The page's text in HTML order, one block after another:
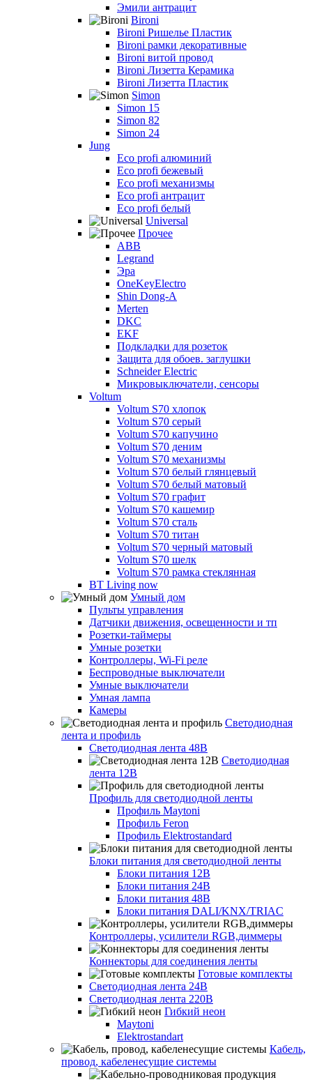
Эмили антрацит
Bironi
Bironi Ришелье Пластик
Bironi рамки декоративные
Bironi витой провод
Bironi Лизетта Керамика
Bironi Лизетта Пластик
Simon
Simon 15
Simon 82
Simon 24
Jung
Eco profi алюминий
Eco profi бежевый
Eco profi механизмы
Eco profi антрацит
Eco profi белый
Universal
Прочее
ABB
Legrand
Эра
OneKeyElectro
Shin Dong-A
Merten
DKC
EKF
Подкладки для розеток
Защита для обоев. заглушки
Schneider Electric
Микровыключатели, сенсоры
Voltum
Voltum S70 хлопок
Voltum S70 серый
Voltum S70 капучино
Voltum S70 деним
Voltum S70 механизмы
Voltum S70 белый глянцевый
Voltum S70 белый матовый
Voltum S70 графит
Voltum S70 кашемир
Voltum S70 сталь
Voltum S70 титан
Voltum S70 черный матовый
Voltum S70 шелк
Voltum S70 рамка стеклянная
BT Living now
Умный дом
Пульты управления
Датчики движения, освещенности и тп
Розетки-таймеры
Умные розетки
Контроллеры, Wi-Fi реле
Беспроводные выключатели
Умные выключатели
Умная лампа
Камеры
Светодиодная
лента и профиль
Светодиодная лента 48В
Светодиодная
лента 12В
Профиль для светодиодной ленты
Профиль Maytoni
Профиль Feron
Профиль Elektrostandard
Блоки питания для светодиодной ленты
Блоки питания 12В
Блоки питания 24В
Блоки питания 48В
Блоки питания DALI/KNX/TRIAC
Контроллеры, усилители RGB,диммеры
Коннекторы для соединения ленты
Готовые комплекты
Светодиодная лента 24В
Светодиодная лента 220В
Гибкий неон
Maytoni
Elektrostandart
Кабель,
провод, кабеленесущие системы